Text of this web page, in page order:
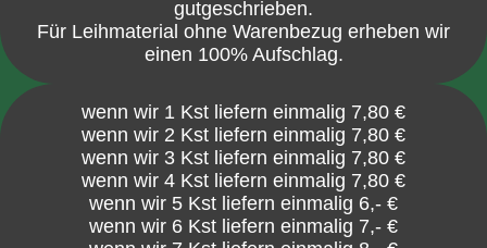
gutgeschrieben.
Für Leihmaterial ohne Warenbezug erheben wir
einen 100% Aufschlag.
wenn wir 1 Kst liefern einmalig 7,80 €
wenn wir 2 Kst liefern einmalig 7,80 €
wenn wir 3 Kst liefern einmalig 7,80 €
wenn wir 4 Kst liefern einmalig 7,80 €
wenn wir 5 Kst liefern einmalig 6,- €
wenn wir 6 Kst liefern einmalig 7,- €